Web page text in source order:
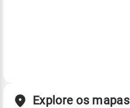
Explore os mapas